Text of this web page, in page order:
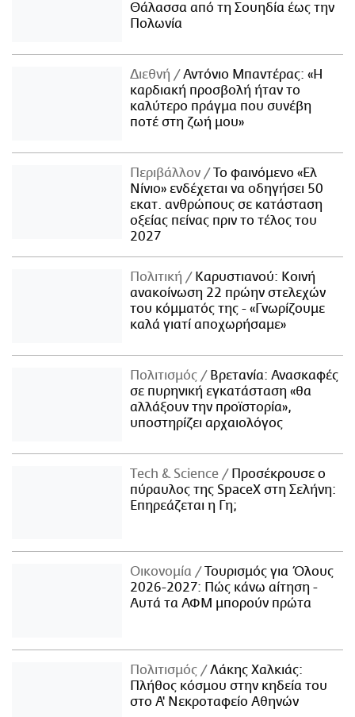
Θάλασσα από τη Σουηδία έως την
Πολωνία
Διεθνή
Αντόνιο Μπαντέρας: «Η
καρδιακή προσβολή ήταν το
καλύτερο πράγμα που συνέβη
ποτέ στη ζωή μου»
Περιβάλλον
Το φαινόμενο «Ελ
Νίνιο» ενδέχεται να οδηγήσει 50
εκατ. ανθρώπους σε κατάσταση
οξείας πείνας πριν το τέλος του
2027
Πολιτική
Καρυστιανού: Κοινή
ανακοίνωση 22 πρώην στελεχών
του κόμματός της - «Γνωρίζουμε
καλά γιατί αποχωρήσαμε»
Πολιτισμός
Βρετανία: Ανασκαφές
σε πυρηνική εγκατάσταση «θα
αλλάξουν την προϊστορία»,
υποστηρίζει αρχαιολόγος
Τech & Science
Προσέκρουσε ο
πύραυλος της SpaceX στη Σελήνη:
Επηρεάζεται η Γη;
Οικονομία
Τουρισμός για Όλους
2026-2027: Πώς κάνω αίτηση -
Αυτά τα ΑΦΜ μπορούν πρώτα
Πολιτισμός
Λάκης Χαλκιάς:
Πλήθος κόσμου στην κηδεία του
στο Α' Νεκροταφείο Αθηνών